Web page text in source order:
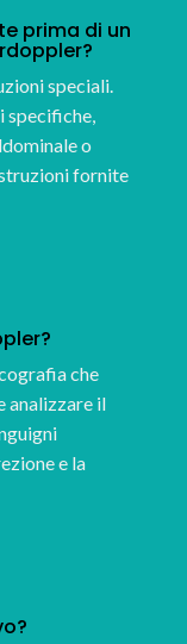
prima di un
speciali.
specifiche,
o
fornite
che
analizzare il
e la